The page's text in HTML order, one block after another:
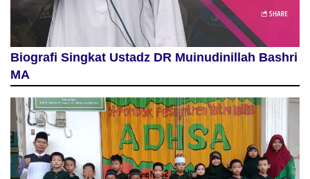
Biografi Singkat Ustadz DR Muinudinillah Bashri
MA